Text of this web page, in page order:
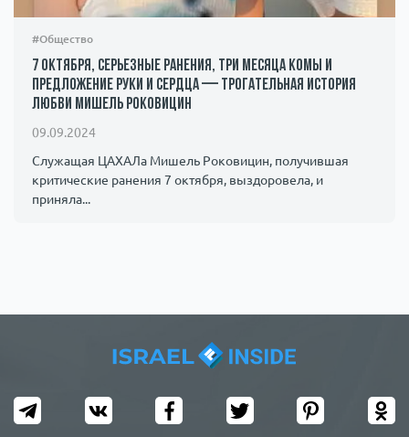
#Общество
7 октября, серьезные ранения, три месяца комы и
предложение руки и сердца — трогательная история
любви Мишель Роковицин
09.09.2024
Служащая ЦАХАЛа Мишель Роковицин, получившая
критические ранения 7 октября, выздоровела, и
приняла...